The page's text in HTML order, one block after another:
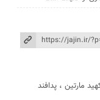
مارتین ،پدافند